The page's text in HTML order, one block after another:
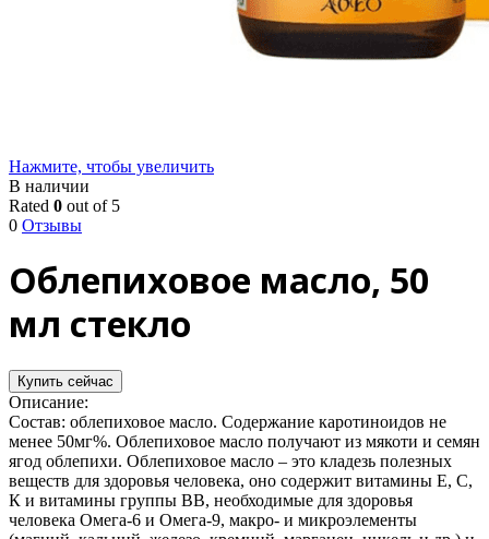
Нажмите, чтобы увеличить
В наличии
Rated 0 out of 5
0 Отзывы
Облепиховое масло, 50
мл стекло
Купить сейчас
Описание:
Состав: облепиховое масло. Содержание каротиноидов не
менее 50мг%. Облепиховое масло получают из мякоти и семян
ягод облепихи. Облепиховое масло – это кладезь полезных
веществ для здоровья человека, оно содержит витамины Е, С,
К и витамины группы ВВ, необходимые для здоровья
человека Омега-6 и Омега-9, макро- и микроэлементы